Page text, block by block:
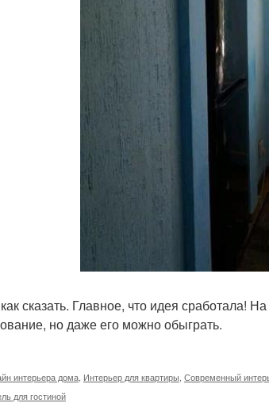
сказать. Главное, что идея сработала!
но даже его можно обыграть.
интерьера дома Интерьер для квартиры Современный
для гостиной